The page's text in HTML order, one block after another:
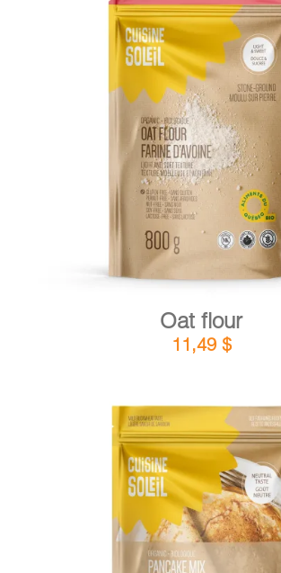
ADD TO CART DETAILS
Oat flour
11,49 $
ADD TO CART